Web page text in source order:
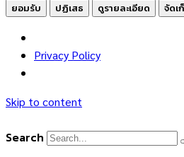
ยอมรับ ปฏิเสธ ดูรายละเอียด จัดเ
Privacy Policy
Skip to content
Search